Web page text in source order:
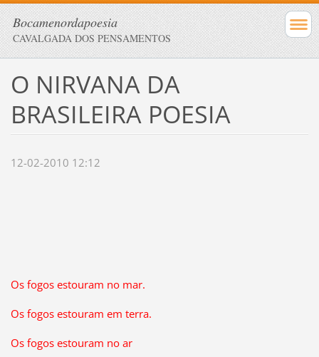
Bocamenordapoesia
CAVALGADA DOS PENSAMENTOS
O NIRVANA DA
BRASILEIRA POESIA
12-02-2010 12:12
Os fogos estouram no mar.
Os fogos estouram em terra.
Os fogos estouram no ar